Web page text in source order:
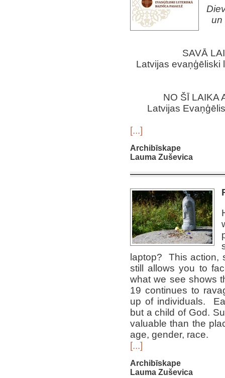
un
SAVĀ
Latvijas
NO ŠĪ LAIKA
Latvijas
[...]
Archibīskape
Lauma Zuševica
laptop? This action,
still allows you to
what we see shows
19 continues to
up of individuals.
but a child of God.
valuable than the
age, gender, race.
[...]
Archibīskape
Lauma Zuševica